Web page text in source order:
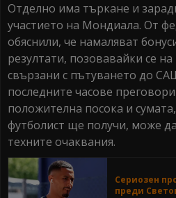
Отделно има търкане и
участието на Мондиала. От
обяснили, че намаляват
резултати, позовавайки се
свързани с пътуването до
последните часове
положителна посока и
футболист ще получи, може
техните очаквания.
Сериозен
преди